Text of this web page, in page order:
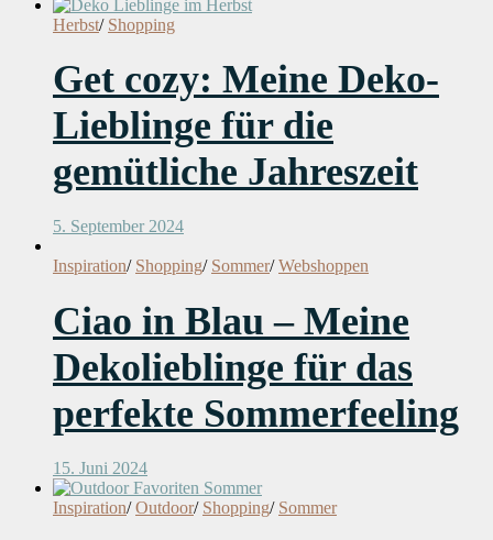
Herbst/ Shopping
Get cozy: Meine Deko-
Lieblinge für die
gemütliche Jahreszeit
5. September 2024
Inspiration/ Shopping/ Sommer/ Webshoppen
Ciao in Blau – Meine
Dekolieblinge für das
perfekte Sommerfeeling
15. Juni 2024
Inspiration/ Outdoor/ Shopping/ Sommer